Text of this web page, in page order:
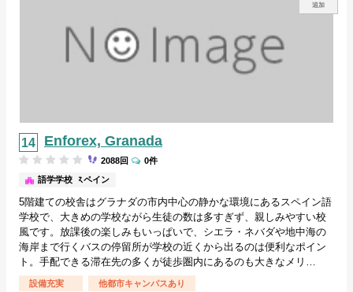
追加
Enforex, Granada
グラナダ/スペイン
語学学校
2088回 0件
5階建ての校舎はグラナダの市内中心の静かな環境にあるスペイン語
学校で、大きめの学校ながら生徒の数は多すぎず、親しみやすい校
風です。放課後の楽しみもいっぱいで、シエラ・ネバダや地中海の
海岸まで行くバスの停留所が学校の近くから出るのは便利なポイン
ト。手配できる滞在先の多くが徒歩圏内にあるのも大きなメリ…
設備充実 他都市キャンパスあり